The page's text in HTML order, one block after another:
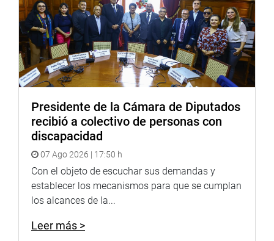
Presidente de la Cámara de Diputados
recibió a colectivo de personas con
discapacidad
07 Ago 2026 | 17:50 h
Con el objeto de escuchar sus demandas y
establecer los mecanismos para que se cumplan
los alcances de la...
Leer más >